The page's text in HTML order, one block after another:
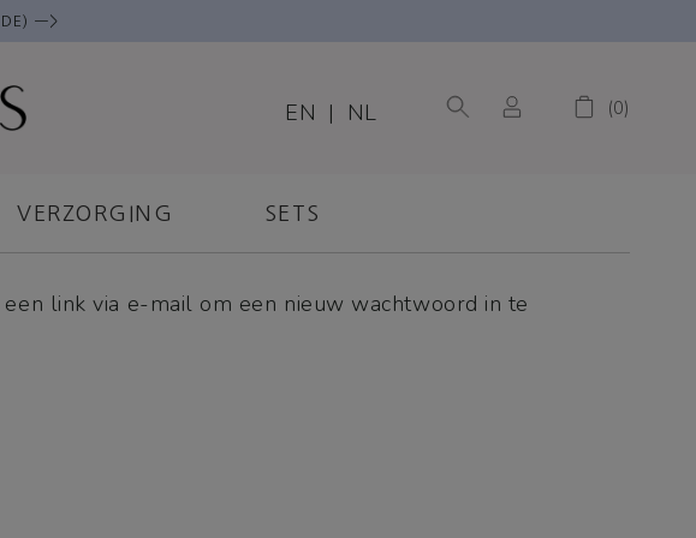
—>
EN | NL 0
VERZORGING SETS
link via e-mail om een nieuw wachtwoord in te